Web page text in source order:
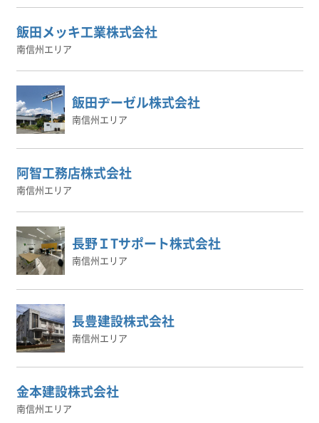
飯田メッキ工業株式会社
南信州エリア
飯田ヂーゼル株式会社
南信州エリア
阿智工務店株式会社
南信州エリア
長野ＩTサポート株式会社
南信州エリア
長豊建設株式会社
南信州エリア
金本建設株式会社
南信州エリア